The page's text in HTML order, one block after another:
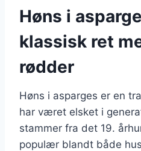
Høns i
klassisk ret
rødder
Høns i asparges er en
har været elsket i
stammer fra det 19.
populær blandt både